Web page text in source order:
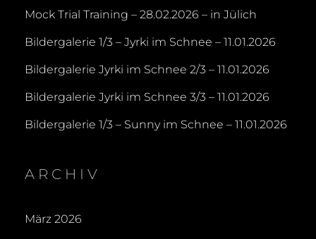
Mock Trial Training – 28.02.2026 – in Jülich
Bildergalerie 1/3 – Jyrki im Schnee – 11.01.2026
Bildergalerie Jyrki im Schnee 2/3 – 11.01.2026
Bildergalerie Jyrki im Schnee 3/3 – 11.01.2026
Bildergalerie 1/3 – Sunny im Schnee – 11.01.2026
ARCHIV
März 2026